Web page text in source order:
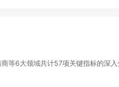
等6大领域共计57项关键指标的深